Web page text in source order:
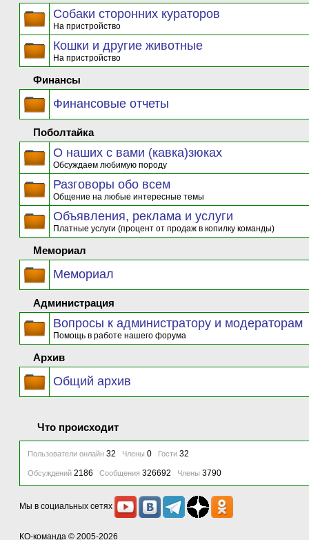
Собаки сторонних кураторов
На пристройство
Кошки и другие животные
На пристройство
Финансы
Финансовые отчеты
Поболтайка
О наших с вами (кавка)зюках
Обсуждаем любимую породу
Разговоры обо всем
Общение на любые интересные темы
Объявления, реклама и услуги
Платные услуги (процент от продаж в копилку команды)
Мемориал
Мемориал
Администрация
Вопросы к администратору и модераторам
Помощь в работе нашего форума
Архив
Общий архив
Что происходит
Пользователи онлайн 32 Члены 0 Гости 32
Обсуждений 2186 Сообщения 326692 Члены 3790
Мы в социальных сетях
КО-команда © 2005-2026